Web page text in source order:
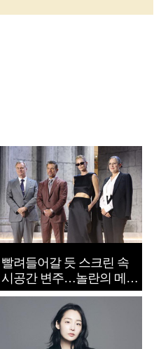
빨려들어갈 듯 스크린 속
시공간 변주…놀란의 메시
지는 ‘전쟁 속죄’